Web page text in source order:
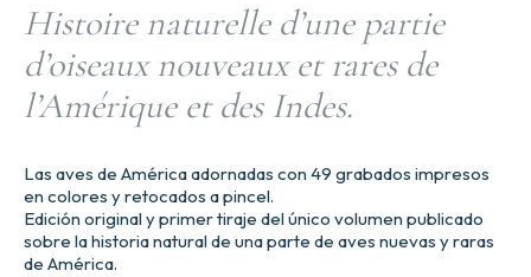
Histoire naturelle d’une partie
d’oiseaux nouveaux et rares de
l’Amérique et des Indes.
Las aves de América adornadas con 49 grabados impresos
en colores y retocados a pincel.
Edición original y primer tiraje del único volumen publicado
sobre la historia natural de una parte de aves nuevas y raras
de América.